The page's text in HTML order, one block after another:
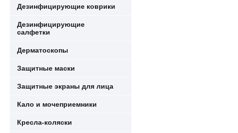
Дезинфицирующие коврики
Дезинфицирующие
салфетки
Дерматоскопы
Защитные маски
Защитные экраны для лица
Кало и мочеприемники
Кресла-коляски